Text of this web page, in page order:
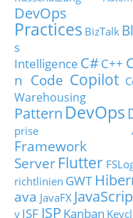
DevOps
Practices BizTalk
s
Intelligence C#C++
n Code Copilot
Warehousing
Pattern DevOps
prise
Framework
Server Flutter
richtlinien GWT
ava JavaFX
y JSF JSP Kanban